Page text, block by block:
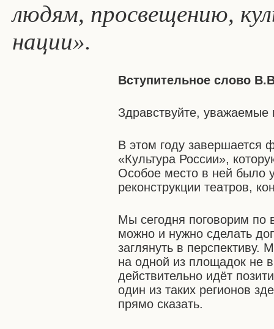
людям, просвещению,
нации».
Вступительное слово
Здравствуйте, уважаемые
В этом году завершается
«Культура России»,
Особое место в ней было
реконструкции театров,
Мы сегодня поговорим по
можно и нужно сделать
заглянуть в
на одной из площадок не
действительно идёт
один из таких регионов
прямо сказать.